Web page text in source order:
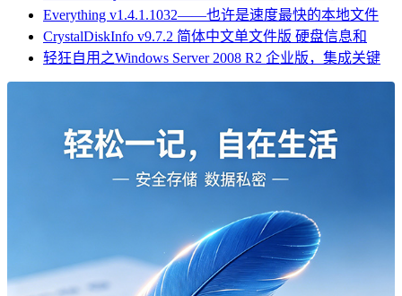
Everything v1.4.1.1032——也许是速度最快的本地文件
CrystalDiskInfo v9.7.2 简体中文单文件版 硬盘信息和
轻狂自用之Windows Server 2008 R2 企业版，集成关键